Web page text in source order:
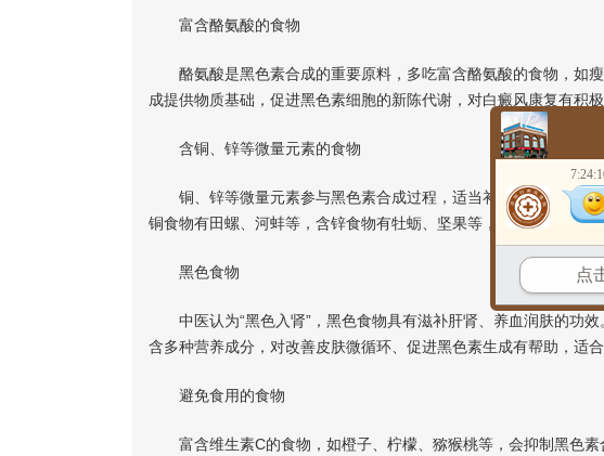
富含酪氨酸的食物
酪氨酸是黑色素合成的重要原料，多吃富含酪氨酸的食物，如
成提供物质基础，促进黑色素细胞的新陈代谢，对白癜风康复有积极
含铜、锌等微量元素的食物
铜、锌等微量元素参与黑色素合成过程，适当补充这类元素可提
铜食物有田螺、河蚌等，含锌食物有牡蛎、坚果等，患者可将这些
黑色食物
中医认为“黑色入肾”，黑色食物具有滋补肝肾、养血润肤的功效
含多种营养成分，对改善皮肤微循环、促进黑色素生成有帮助，适合
避免食用的食物
富含维生素C的食物，如橙子、柠檬、猕猴桃等，会抑制黑色素
点